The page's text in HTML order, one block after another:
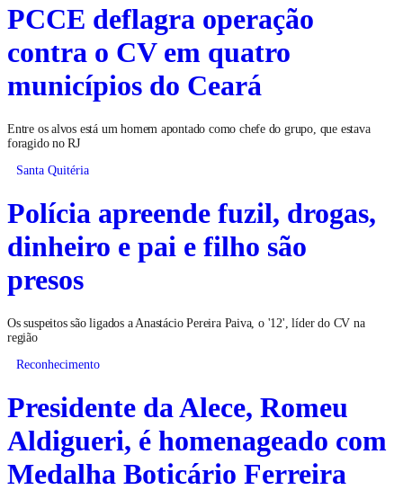
PCCE deflagra operação
contra o CV em quatro
municípios do Ceará
Entre os alvos está um homem apontado como chefe do grupo, que estava
foragido no RJ
Santa Quitéria
Polícia apreende fuzil, drogas,
dinheiro e pai e filho são
presos
Os suspeitos são ligados a Anastácio Pereira Paiva, o '12', líder do CV na
região
Reconhecimento
Presidente da Alece, Romeu
Aldigueri, é homenageado com
Medalha Boticário Ferreira